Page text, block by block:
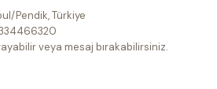
Pendik, Türkiye
veya mesaj bırakabilirsiniz.